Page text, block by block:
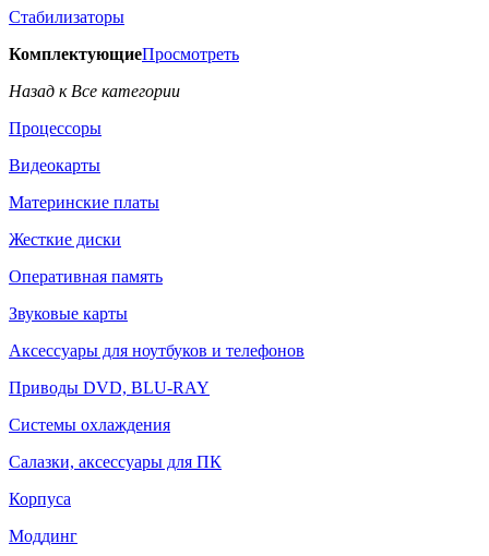
Стабилизаторы
КомплектующиеПросмотреть
Назад к Все категории
Процессоры
Видеокарты
Материнские платы
Жесткие диски
Оперативная память
Звуковые карты
Аксессуары для ноутбуков и телефонов
Приводы DVD, BLU-RAY
Системы охлаждения
Салазки, аксессуары для ПК
Корпуса
Моддинг